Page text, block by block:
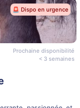
🚨 Dispo en urgence
Prochaine disponibilité
< 3 semaines